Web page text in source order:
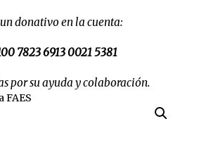
Montero habla de su sexualidad con
de ETA ganan las elecciones en
donativo en la cuenta:
7823 6913 0021 5381
por su ayuda y colaboración.